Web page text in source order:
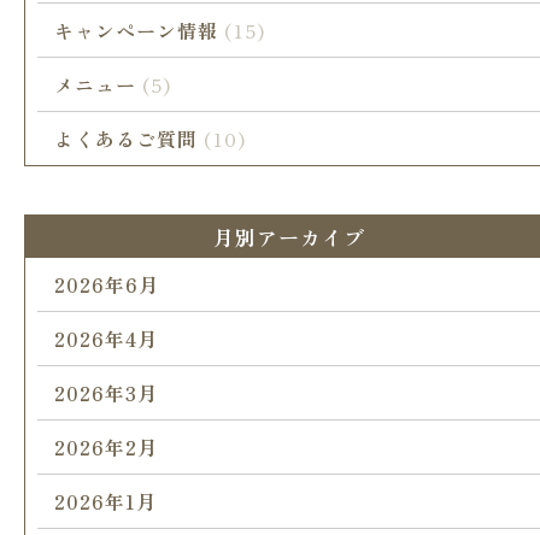
キャンペーン情報 (15)
メニュー (5)
よくあるご質問 (10)
月別アーカイブ
2026年6月
2026年4月
2026年3月
2026年2月
2026年1月